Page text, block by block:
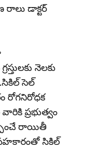
డాక్టర్‌
నెలకు
సెల్‌
రోగనిరోధక
ప్రభుత్వం
రాయితీ
సహకారంతో సికిల్‌